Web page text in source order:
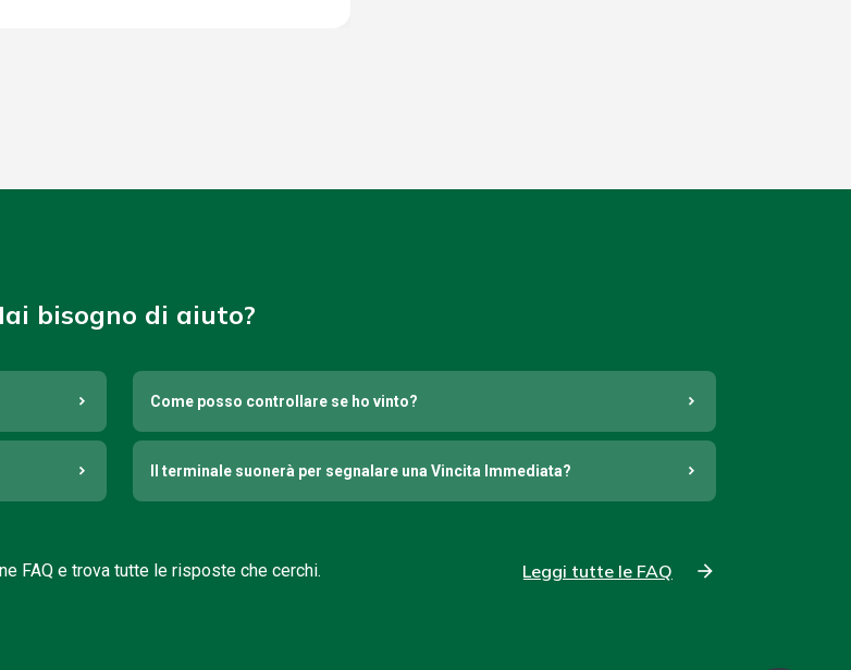
bisogno di aiuto?
Come posso controllare se ho vinto?
Il terminale suonerà per segnalare una Vincita Immediata?
FAQ e trova tutte le risposte che cerchi. Leggi tutte le FAQ